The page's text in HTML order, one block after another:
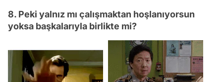
8. Peki yalnız mı çalışmaktan hoşlanıyorsun
yoksa başkalarıyla birlikte mi?